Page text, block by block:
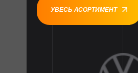
УВЕСЬ АСОРТИМЕНТ